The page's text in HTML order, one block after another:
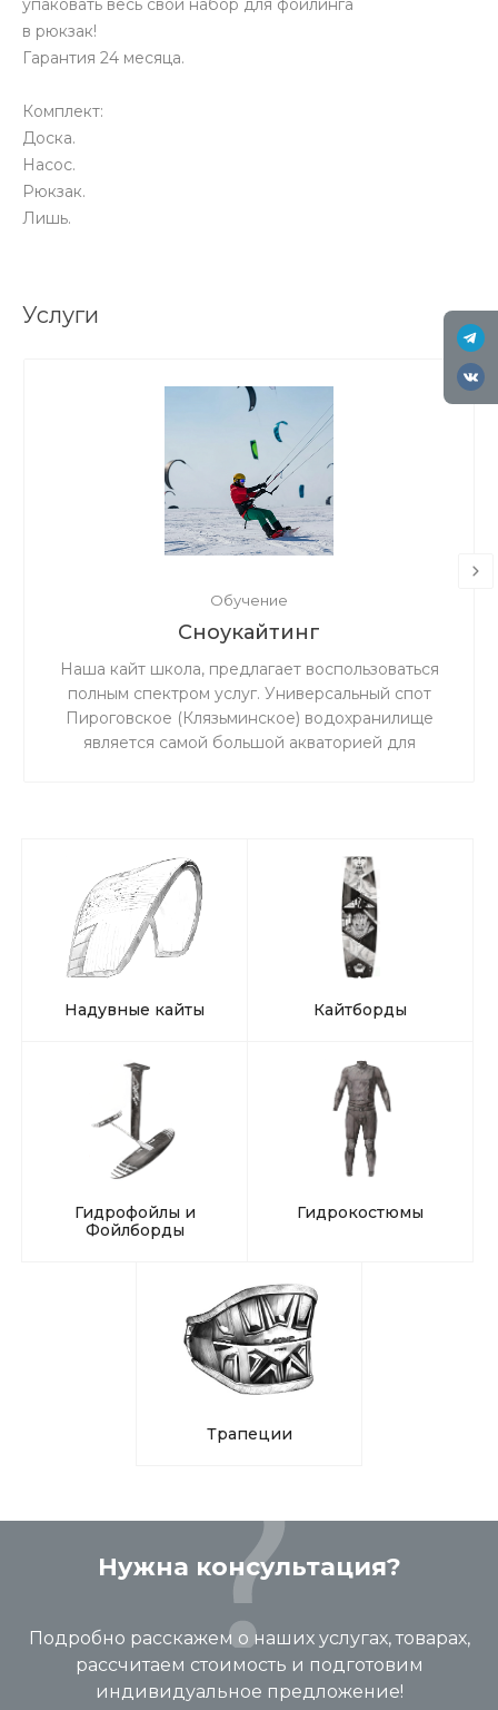
упаковать весь свой набор для фойлинга
в рюкзак!
Гарантия 24 месяца.
Комплект:
Доска.
Насос.
Рюкзак.
Лишь.
Услуги
Обучение
Сноукайтинг
Наша кайт школа, предлагает воспользоваться
полным спектром услуг. Универсальный спот
Пироговское (Клязьминское) водохранилище
является самой большой акваторией для
соседнем поле.
Надувные кайты Кайтборды
Гидрофойлы и
Фойлборды
Гидрокостюмы
Трапеции
Нужна консультация?
Подробно расскажем о наших услугах, товарах,
рассчитаем стоимость и подготовим
индивидуальное предложение!